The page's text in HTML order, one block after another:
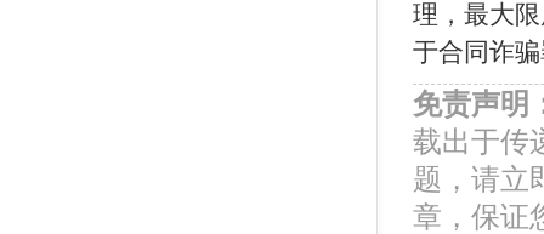
理，最大
于合同诈
免责声明
载出于传
题，请立
章，保证